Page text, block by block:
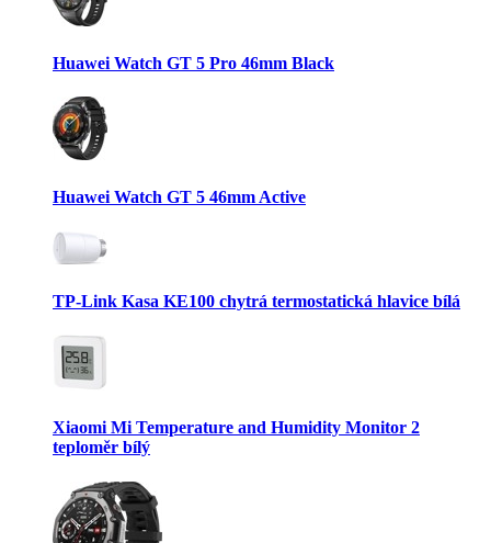
Huawei Watch GT 5 Pro 46mm Black
Huawei Watch GT 5 46mm Active
TP-Link Kasa KE100 chytrá termostatická hlavice bílá
Xiaomi Mi Temperature and Humidity Monitor 2
teploměr bílý